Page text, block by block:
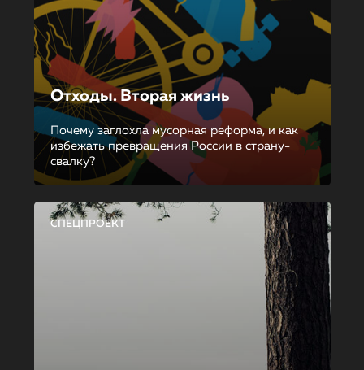
Отходы. Вторая жизнь
Почему заглохла мусорная реформа, и как
избежать превращения России в страну-
свалку?
СПЕЦПРОЕКТ